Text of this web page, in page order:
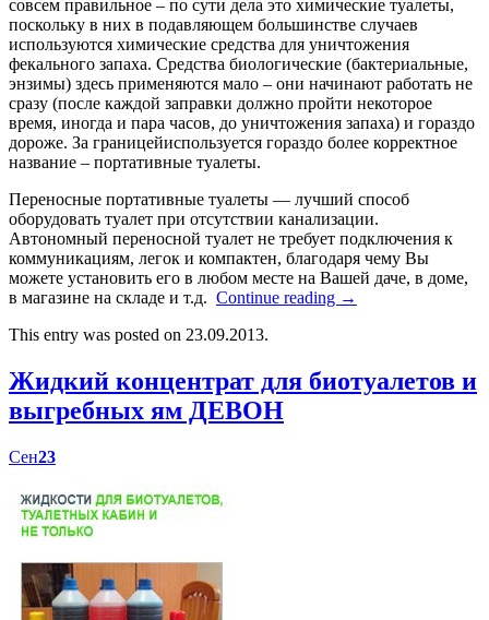
совсем правильное – по сути дела это химические туалеты,
поскольку в них в подавляющем большинстве случаев
используются химические средства для уничтожения
фекального запаха. Средства биологические (бактериальные,
энзимы) здесь применяются мало – они начинают работать не
сразу (после каждой заправки должно пройти некоторое
время, иногда и пара часов, до уничтожения запаха) и гораздо
дороже. За границейиспользуется гораздо более корректное
название – портативные туалеты.
Переносные портативные туалеты — лучший способ
оборудовать туалет при отсутствии канализации.
Автономный переносной туалет не требует подключения к
коммуникациям, легок и компактен, благодаря чему Вы
можете установить его в любом месте на Вашей даче, в доме,
в магазине на складе и т.д. Continue reading →
This entry was posted on 23.09.2013.
Жидкий концентрат для биотуалетов и
выгребных ям ДЕВОН
Сен23